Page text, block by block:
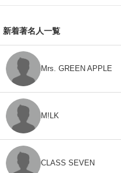
新着著名人一覧
Mrs. GREEN APPLE
M!LK
CLASS SEVEN